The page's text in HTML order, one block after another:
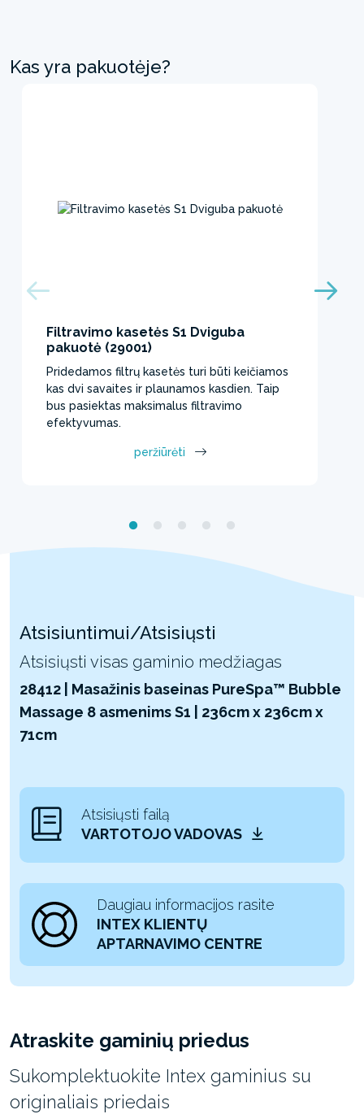
Kas yra pakuotėje?
Filtravimo kasetės S1 Dviguba
pakuotė (29001)
Pridedamos filtrų kasetės turi būti keičiamos
kas dvi savaites ir plaunamos kasdien. Taip
bus pasiektas maksimalus filtravimo
efektyvumas.
peržiūrėti
Atsisiuntimui/Atsisiųsti
Atsisiųsti visas gaminio medžiagas
28412 | Masažinis baseinas PureSpa™ Bubble
Massage 8 asmenims S1 | 236cm x 236cm x
71cm
Atsisiųsti failą
VARTOTOJO VADOVAS
Daugiau informacijos rasite
INTEX KLIENTŲ
APTARNAVIMO CENTRE
Atraskite gaminių priedus
Sukomplektuokite Intex gaminius su
originaliais priedais